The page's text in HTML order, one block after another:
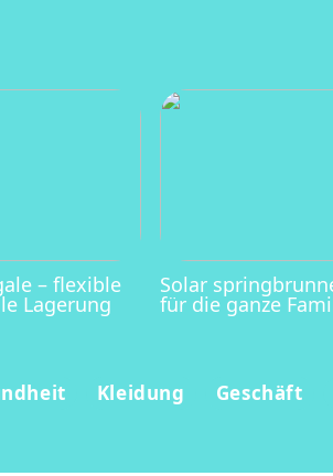
– flexible
Lagerung
Solar
für die ganze
Kleidung Geschäft